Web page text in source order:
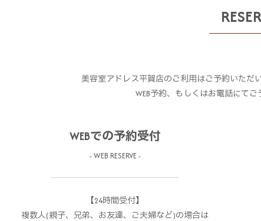
美容室アドレス平賀店のご利用はご予約いただ
WEB予約、もしくはお電話にてご
WEBでの予約受付
- WEB RESERVE -
【24時間受付】
複数人(親子、兄弟、お友達、ご夫婦など)の場合は